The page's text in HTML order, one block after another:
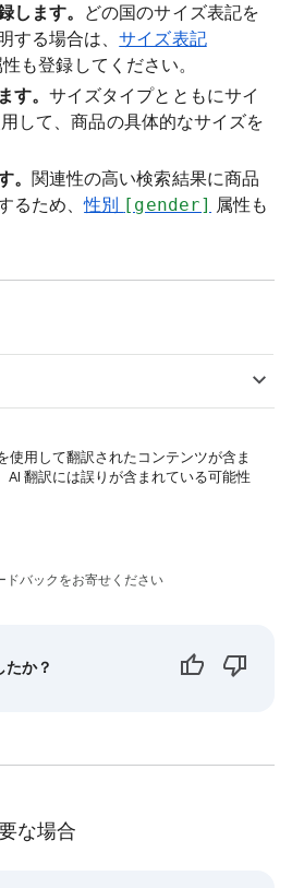
します。 どの国のサイズ表記を
する場合は、サイズ表記
性も登録してください。
す。 サイズタイプとともにサイ
して、商品の具体的なサイズを
。 関連性の高い検索結果に商品
るため、性別 [gender] 属性も
使用して翻訳されたコンテンツが含ま
AI 翻訳には誤りが含まれている可能性
ドバックをお寄せください
たか？
な場合